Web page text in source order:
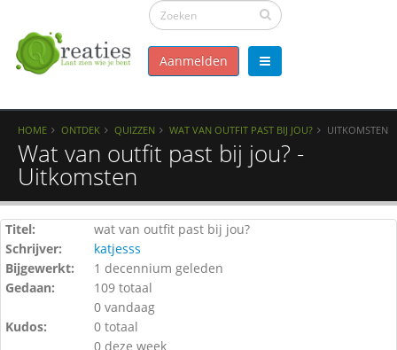
Aanmelden
HOME ONTDEK QUIZZEN WAT VAN OUTFIT PAST BIJ JOU? UITKOMSTEN
Wat van outfit past bij jou? -
Uitkomsten
Titel:
wat van outfit past bij jou?
Schrijver:
katjesss
Bijgewerkt:
1 decennium geleden
Gedaan:
109 totaal
0 vandaag
Kudos:
0 totaal
0 deze week